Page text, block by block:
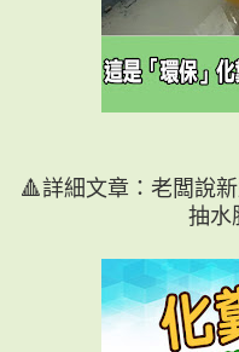
🔺詳細文章：老闆說
抽水